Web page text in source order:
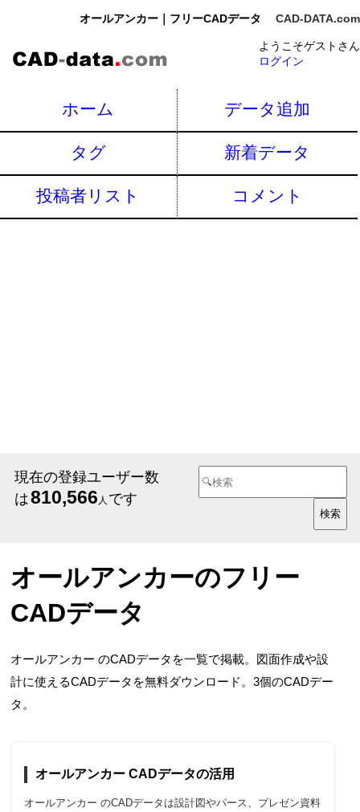
オールアンカー｜フリーCADデータ CAD-DATA.com
ようこそゲストさん
ログイン
ホーム データ追加
タグ 新着データ
投稿者リスト コメント
現在の登録ユーザー数
は810,566 人 です
オールアンカーのフリー
CADデータ
オールアンカー のCADデータを一覧で掲載。図面作成や設
計に使えるCADデータを無料ダウンロード。3個のCADデー
タ。
オールアンカー CADデータの活用
オールアンカー のCADデータは設計図やパース、プレゼン資料